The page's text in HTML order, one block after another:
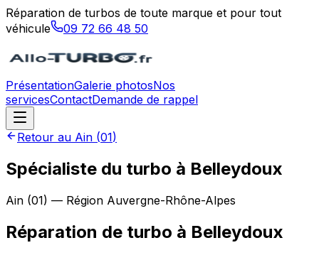
Réparation de turbos de toute marque et pour tout
véhicule
09 72 66 48 50
PrésentationGalerie photosNos
servicesContactDemande de rappel
Retour au Ain (01)
Spécialiste du turbo à Belleydoux
Ain (01) — Région Auvergne-Rhône-Alpes
Réparation de turbo à Belleydoux